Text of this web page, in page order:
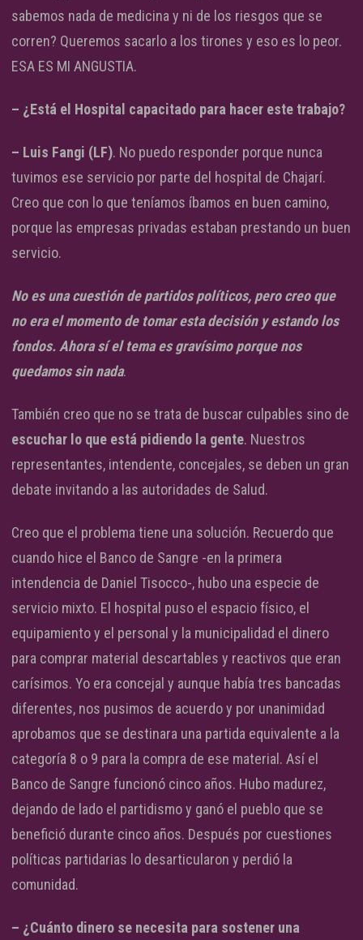
sabemos nada de medicina y ni de los riesgos que se
corren? Queremos sacarlo a los tirones y eso es lo peor.
ESA ES MI ANGUSTIA.
– ¿Está el Hospital capacitado para hacer este trabajo?
– Luis Fangi (LF). No puedo responder porque nunca
tuvimos ese servicio por parte del hospital de Chajarí.
Creo que con lo que teníamos íbamos en buen camino,
porque las empresas privadas estaban prestando un buen
servicio.
No es una cuestión de partidos políticos, pero creo que
no era el momento de tomar esta decisión y estando los
fondos. Ahora sí el tema es gravísimo porque nos
quedamos sin nada.
También creo que no se trata de buscar culpables sino de
escuchar lo que está pidiendo la gente. Nuestros
representantes, intendente, concejales, se deben un gran
debate invitando a las autoridades de Salud.
Creo que el problema tiene una solución. Recuerdo que
cuando hice el Banco de Sangre -en la primera
intendencia de Daniel Tisocco-, hubo una especie de
servicio mixto. El hospital puso el espacio físico, el
equipamiento y el personal y la municipalidad el dinero
para comprar material descartables y reactivos que eran
carísimos. Yo era concejal y aunque había tres bancadas
diferentes, nos pusimos de acuerdo y por unanimidad
aprobamos que se destinara una partida equivalente a la
categoría 8 o 9 para la compra de ese material. Así el
Banco de Sangre funcionó cinco años. Hubo madurez,
dejando de lado el partidismo y ganó el pueblo que se
benefició durante cinco años. Después por cuestiones
políticas partidarias lo desarticularon y perdió la
comunidad.
– ¿Cuánto dinero se necesita para sostener una